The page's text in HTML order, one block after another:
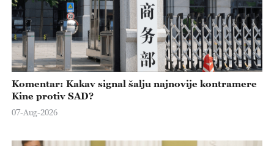
Komentar: Kakav signal šalju najnovije kontramere
Kine protiv SAD?
07-Aug-2026